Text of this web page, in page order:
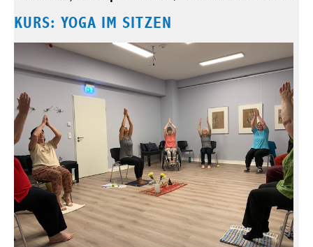
KURS: YOGA IM SITZEN